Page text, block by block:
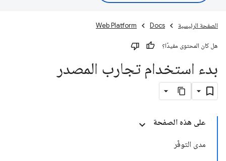
الصفحة الرئيسية Docs
Web Platform
هل كان المحتوى مفيدًا؟
بدء استخدام تجارب المصدر
على هذه الصفحة
مدى التوفّر